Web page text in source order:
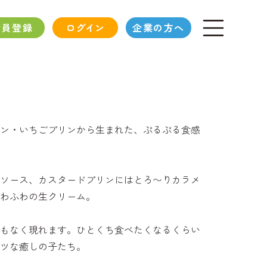
登録 ログイン 企業の方へ
・いちごプリンから生まれた、ぷるぷる食感
ース、カスタードプリンにはとろ〜りカラメ
ふわの生クリーム。
なく現れます。ひとくち食べたくなるくらい
な癒しの子たち。